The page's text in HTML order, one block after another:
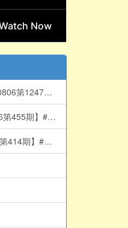
太反常！刑事案号称“本世纪最低”却要全国扫黑？习近平突发“1年全国内斗令”！抓捕张又侠只是开始？特务治国与秘密打造“第二武装”反向围剿军队【江峰漫谈20260806第1247期】#中国时局
北戴河开战，习近平亲手打造的“紫金酒窖”被砸！五中全会前元老派断习的粮草，习的29年闽宁旧帐曝光，正厅级书记落马、亿元黑金浮出水面 【江峰视界20260806第455期】#中国时局
9月15日中国大门反锁！科技人才不准出境，来去自由，中国大门永远敞开承诺成灰！美国科技富豪、中国石油科技之父萧光琰悲剧重演？【历史上的今天20260805第414期】#中国时局